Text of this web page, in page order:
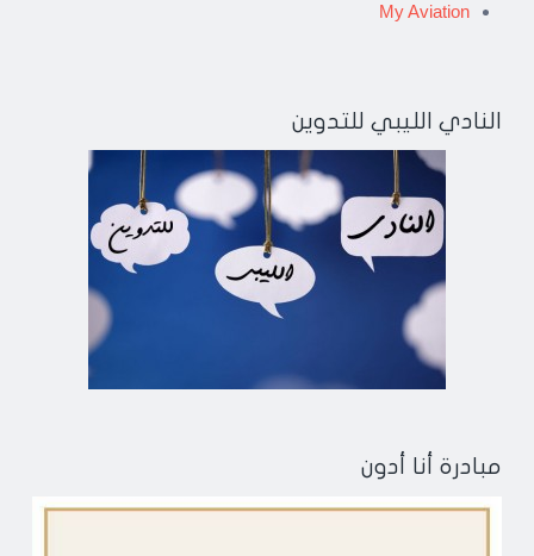
My Aviation
النادي الليبي للتدوين
مبادرة أنا أدون